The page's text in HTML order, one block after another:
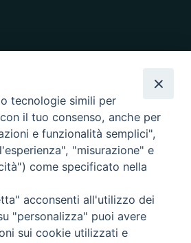
tecnologie simili per
il tuo consenso, anche per
e funzionalità semplici",
"misurazione" e
come specificato nella
acconsenti all'utilizzo dei
"personalizza" puoi avere
sui cookie utilizzati e